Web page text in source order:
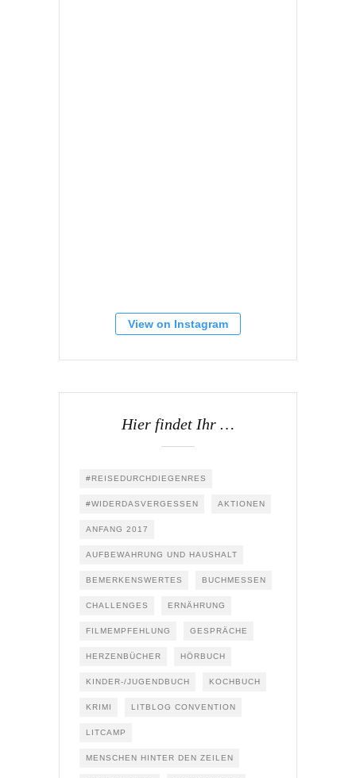
View on Instagram
Hier findet Ihr …
#REISEDURCHDIEGENRES
#WIDERDASVERGESSEN AKTIONEN
ANFANG 2017
AUFBEWAHRUNG UND HAUSHALT
BEMERKENSWERTES BUCHMESSEN
CHALLENGES ERNÄHRUNG
FILMEMPFEHLUNG GESPRÄCHE
HERZENBÜCHER HÖRBUCH
KINDER-/JUGENDBUCH KOCHBUCH
KRIMI LITBLOG CONVENTION
LITCAMP
MENSCHEN HINTER DEN ZEILEN